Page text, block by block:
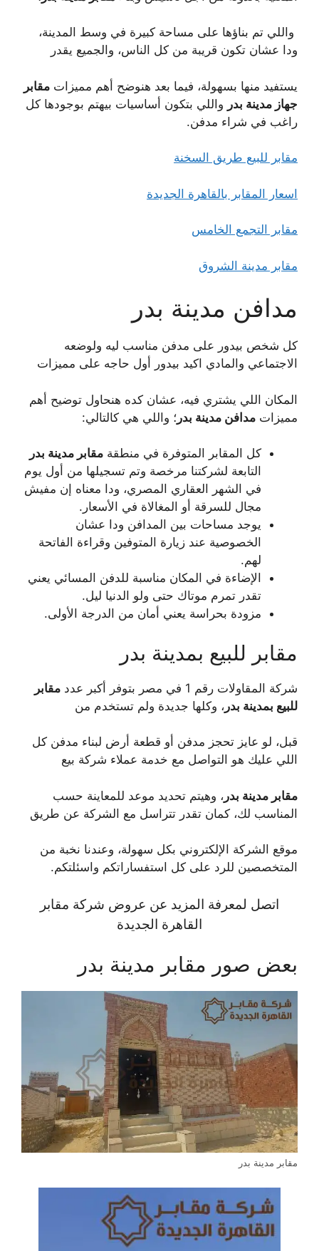
واللي تم بناؤها على مساحة كبيرة في وسط المدينة،
ودا عشان تكون قريبة من كل الناس، والجميع يقدر
يستفيد منها بسهولة، فيما بعد هنوضح أهم مميزات مقابر
جهاز مدينة بدر واللي بتكون أساسيات بيهتم بوجودها كل
راغب في شراء مدفن.
مقابر للبيع طريق السخنة
اسعار المقابر بالقاهرة الجديدة
مقابر التجمع الخامس
مقابر مدينة الشروق
مدافن مدينة بدر
كل شخص بيدور على مدفن مناسب ليه ولوضعه
الاجتماعي والمادي اكيد بيدور أول حاجه على مميزات
المكان اللي يشتري فيه، عشان كده هنحاول توضيح أهم
مميزات مدافن مدينة بدر ؛ واللي هي كالتالي:
كل المقابر المتوفرة في منطقة مقابر مدينة بدر
التابعة لشركتنا مرخصة وتم تسجيلها من أول يوم
في الشهر العقاري المصري، ودا معناه إن مفيش
مجال للسرقة أو المغالاة في الأسعار.
يوجد مساحات بين المدافن ودا عشان
الخصوصية عند زيارة المتوفين وقراءة الفاتحة
لهم.
الإضاءة في المكان مناسبة للدفن المسائي يعني
تقدر تمرم موتاك حتى ولو الدنيا ليل.
مزودة بحراسة يعني أمان من الدرجة الأولى.
مقابر للبيع بمدينة بدر
شركة المقاولات رقم 1 في مصر بتوفر أكبر عدد
مقابر
للبيع بمدينة بدر ، وكلها جديدة ولم تستخدم من
قبل، لو عايز تحجز مدفن أو قطعة أرض لبناء مدفن كل
اللي عليك هو التواصل مع خدمة عملاء شركة بيع
مقابر مدينة بدر ، وهيتم تحديد موعد للمعاينة حسب
المناسب لك، كمان تقدر تتراسل مع الشركة عن طريق
موقع الشركة الإلكتروني بكل سهولة، وعندنا نخبة من
المتخصصين للرد على كل استفساراتكم واسئلتكم.
اتصل لمعرفة المزيد عن عروض شركة مقابر
القاهرة الجديدة
بعض صور مقابر مدينة بدر
مقابر مدينة بدر